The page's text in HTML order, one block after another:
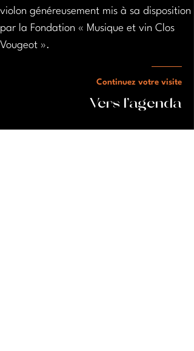
violon généreusement mis à sa disposition
par la Fondation « Musique et vin Clos
Vougeot ».
Continuez votre visite
Vers l'agenda